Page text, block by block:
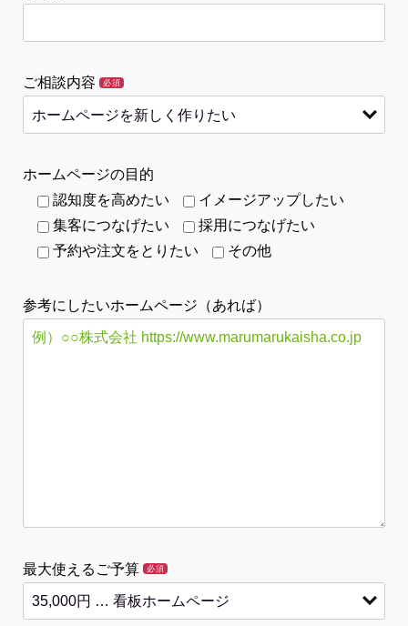
ご相談内容 必須
ホームページの目的
認知度を高めたい
イメージアップしたい
集客につなげたい
採用につなげたい
予約や注文をとりたい
その他
参考にしたいホームページ（あれば）
最大使えるご予算 必須